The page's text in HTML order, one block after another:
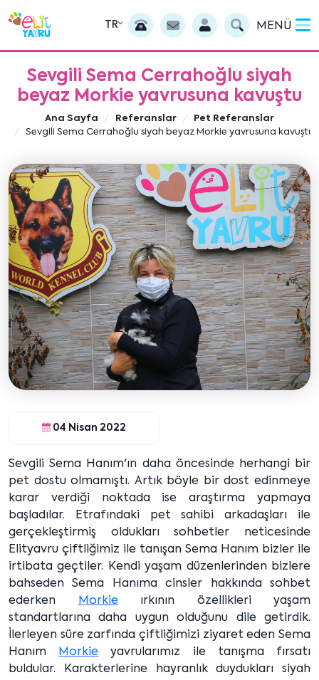
TR MENÜ
Sevgili Sema Cerrahoğlu siyah
beyaz Morkie yavrusuna kavuştu
Ana Sayfa Referanslar
Pet Referanslar
Sevgili Sema Cerrahoğlu siyah beyaz Morkie yavrusuna kavuştu
04 Nisan 2022
Sevgili Sema Hanım'ın daha öncesinde herhangi bir
pet dostu olmamıştı. Artık böyle bir dost edinmeye
karar verdiği noktada ise araştırma yapmaya
başladılar. Etrafındaki pet sahibi arkadaşları ile
gerçekleştirmiş oldukları sohbetler neticesinde
Elityavru çiftliğimiz ile tanışan Sema Hanım bizler ile
irtibata geçtiler. Kendi yaşam düzenlerinden bizlere
bahseden Sema Hanıma cinsler hakkında sohbet
ederken
Morkieırkının özellikleri yaşam
standartlarına daha uygun olduğunu dile getirdik.
İlerleyen süre zarfında çiftliğimizi ziyaret eden Sema
Hanım
Morkie yavrularımız ile tanışma fırsatı
buldular. Karakterlerine hayranlık duydukları siyah